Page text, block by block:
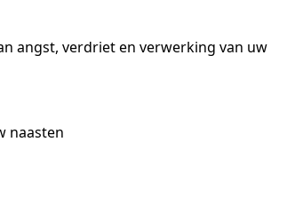
angst, verdriet en verwerking van uw
naasten